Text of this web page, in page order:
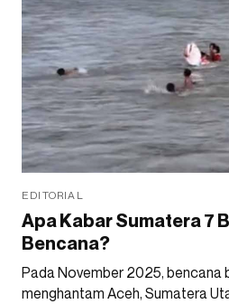
EDITORIAL
Apa Kabar Sumatera 7
Bencana?
Pada November 2025, bencana
menghantam Aceh, Sumatera